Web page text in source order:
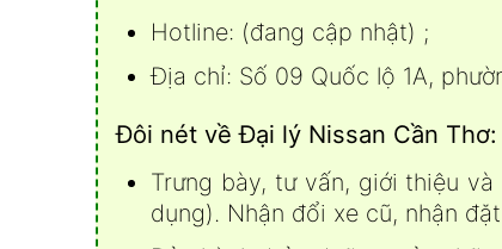
Hotline: (đang cập nhật) ;
Địa chỉ: Số 09 Quốc lộ 1A,
Đôi nét về Đại lý Nissan Cần Thơ:
Trưng bày, tư vấn, giới thiệu
dụng). Nhận đổi xe cũ, nhận